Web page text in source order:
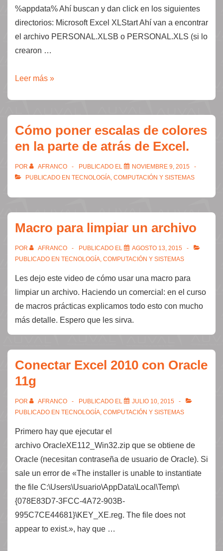
%appdata% Ahí buscan y dan click en los siguientes
directorios: Microsoft Excel XLStart Ahí van a encontrar
el archivo PERSONAL.XLSB o PERSONAL.XLS (si lo
crearon …
Dónde
de
macros
personales
Leer más »
Cómo poner escalas de colores
en la parte de atrás de Excel.
POR AFRANCO PUBLICADO EL
NOVIEMBRE 9, 2015
PUBLICADO EN TECNOLOGÍA, COMPUTACIÓN Y SISTEMAS
Macro para limpiar un archivo
POR AFRANCO PUBLICADO EL
AGOSTO 13, 2015
PUBLICADO EN TECNOLOGÍA, COMPUTACIÓN Y SISTEMAS
Les dejo este video de cómo usar una macro para
limpiar un archivo. Haciendo un comercial: en el curso
de macros prácticas explicamos todo esto con mucho
más detalle. Espero que les sirva.
Conectar Excel 2010 con Oracle
11g
POR AFRANCO PUBLICADO EL
JULIO 10, 2015
PUBLICADO EN TECNOLOGÍA, COMPUTACIÓN Y SISTEMAS
Primero hay que ejecutar el
archivo OracleXE112_Win32.zip que se obtiene de
Oracle (necesitan contraseña de usuario de Oracle). Si
sale un error de «The installer is unable to instantiate
the file C:\Users\Usuario\AppData\Local\Temp\
{078E83D7-3FCC-4A72-903B-
995C7CE44681}\KEY_XE.reg. The file does not
appear to exist.», hay que …